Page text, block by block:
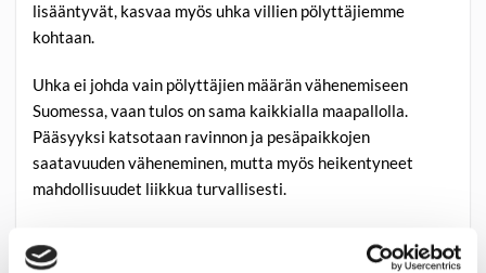
lisääntyvät, kasvaa myös uhka villien pölyttäjiemme
kohtaan.
Uhka ei johda vain pölyttäjien määrän vähenemiseen
Suomessa, vaan tulos on sama kaikkialla maapallolla.
Pääsyyksi katsotaan ravinnon ja pesäpaikkojen
saatavuuden väheneminen, mutta myös heikentyneet
mahdollisuudet liikkua turvallisesti.
tarjoajiamme kaikin käytettävissä olevin keinoin, ja